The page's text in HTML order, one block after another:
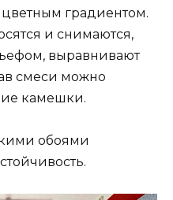
цветным градиентом.
и снимаются,
выравнивают
смеси можно
камешки.
обоями